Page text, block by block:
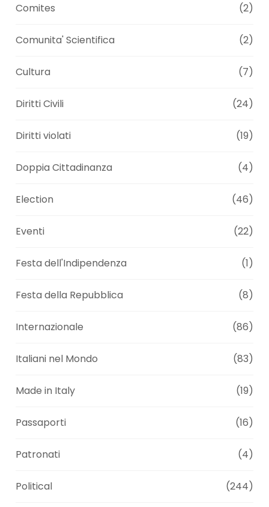
Comites (2)
Comunita' Scientifica (2)
Cultura (7)
Diritti Civili (24)
Diritti violati (19)
Doppia Cittadinanza (4)
Election (46)
Eventi (22)
Festa dell'Indipendenza (1)
Festa della Repubblica (8)
Internazionale (86)
Italiani nel Mondo (83)
Made in Italy (19)
Passaporti (16)
Patronati (4)
Political (244)